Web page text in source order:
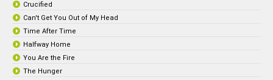
Crucified
Can't Get You Out of My Head
Time After Time
Halfway Home
You Are the Fire
The Hunger